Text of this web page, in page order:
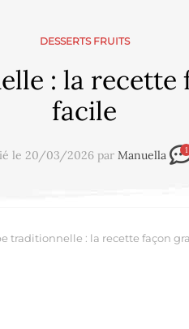
DESSERTS FRUITS
: la
facile
le 20/03/2026 par Manuella 1
traditionnelle : la recette façon